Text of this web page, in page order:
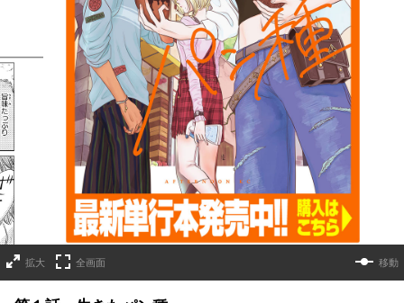
詳細ページへのリンク
拡大 全画面 移動